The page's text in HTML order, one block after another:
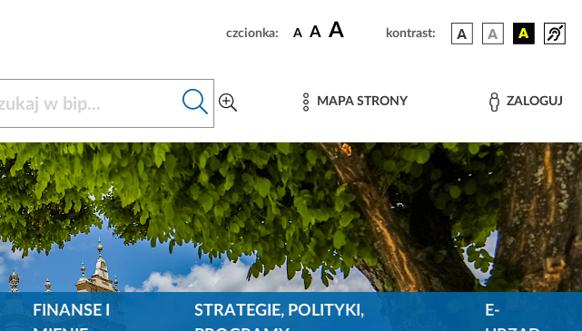
czcionka: A A A kontrast:
MAPA STRONY ZALOGUJ
FINANSE I
STRATEGIE, POLITYKI,
E-